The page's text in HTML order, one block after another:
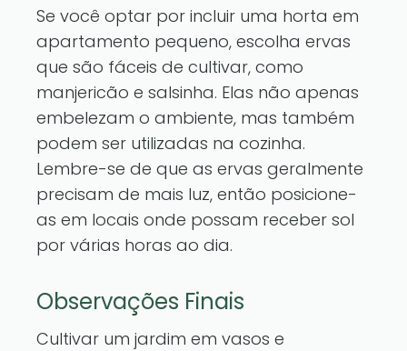
Se você optar por incluir uma horta em
apartamento pequeno, escolha ervas
que são fáceis de cultivar, como
manjericão e salsinha. Elas não apenas
embelezam o ambiente, mas também
podem ser utilizadas na cozinha.
Lembre-se de que as ervas geralmente
precisam de mais luz, então posicione-
as em locais onde possam receber sol
por várias horas ao dia.
Observações Finais
Cultivar um jardim em vasos e